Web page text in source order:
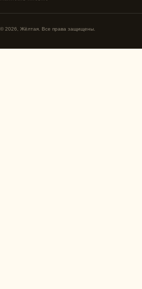
© 2026, Жёлтая. Все права защищены.